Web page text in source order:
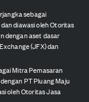
sebagai
diawasi oleh Otoritas
dengan aset dasar
(JFX) dan
Mitra Pemasaran
PT Pluang Maju
oleh Otoritas Jasa